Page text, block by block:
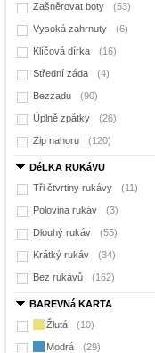
Zašněrovat boty
(53)
Vysoká zahrnuty (6)
Klíčová dírka (16)
Střední záda (4)
Bezzadu (90)
Úplně zpátky (26)
Zip nahoru (120)
DéLKA RUKáVU
Tři čtvrtiny rukávy
(11)
Polovina rukáv (3)
Dlouhý rukáv (55)
Krátký rukáv (34)
Bez rukávů (162)
BAREVNá KARTA
Žlutá
(10)
Modrá (29)